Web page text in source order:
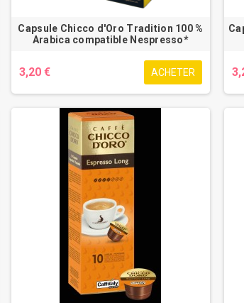
Capsule Chicco d'Oro Tradition 100 %
Arabica compatible Nespresso*
3,20 € ACHETER